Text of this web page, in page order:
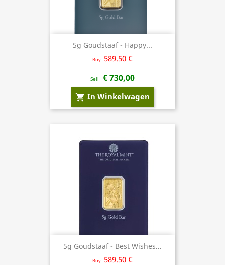
5g Goudstaaf - Happy...
Buy 589.50 €
Sell € 730,00
shopping_cart In Winkelwagen
5g Goudstaaf - Best Wishes...
Buy 589.50 €